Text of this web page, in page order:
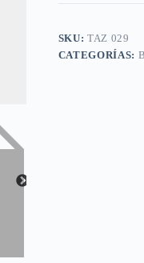
SKU:TAZ 029
CATEGORÍAS: